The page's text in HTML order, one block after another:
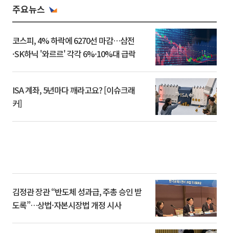
주요뉴스
코스피, 4% 하락에 6270선 마감…삼전
·SK하닉 '와르르' 각각 6%·10%대 급락
ISA 계좌, 5년마다 깨라고요? [이슈크래
커]
김정관 장관 “반도체 성과급, 주총 승인 받
도록”…상법·자본시장법 개정 시사